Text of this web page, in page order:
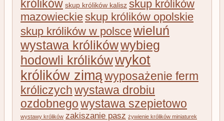
królików skup królików kalisz skup królików
mazowieckieskup królików opolskie
skup królików w polscewieluń
wystawa królikówwybieg
hodowli królikówwykot
królików zimąwyposażenie ferm
króliczychwystawa drobiu
ozdobnegowystawa szepietowo
wystawy królików zakiszanie pasz żywienie królików miniaturek